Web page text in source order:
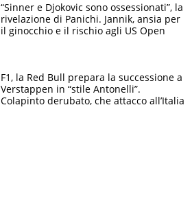
“Sinner e Djokovic sono ossessionati”, la
rivelazione di Panichi. Jannik, ansia per
il ginocchio e il rischio agli US Open
F1, la Red Bull prepara la successione a
Verstappen in “stile Antonelli”.
Colapinto derubato, che attacco all’Italia